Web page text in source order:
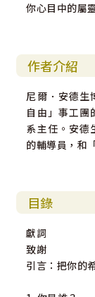
你心目中的屬
作者介紹
尼爾．安德
自由」事工團
系主任。安德
的輔導員，和
目錄
獻詞
致謝
引言：把你的